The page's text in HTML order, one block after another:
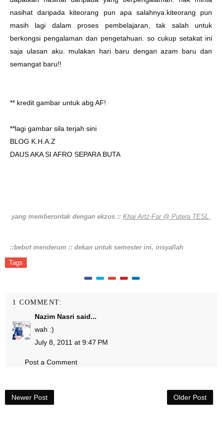
nasihat daripada kiteorang pun apa salahnya.kiteorang pun
masih lagi dalam proses pembelajaran, tak salah untuk
berkongsi pengalaman dan pengetahuan. so cukup setakat ini
saja ulasan aku. mulakan hari baru dengan azam baru dan
semangat baru!!
** kredit gambar untuk abg AF!
**lagi gambar sila terjah sini
BLOG K.H.A.Z
DAUS AKA SI AFRO SEPARA BUTA
yang memberontak dengan ekzos :: Khai Artz-Far @ Putera TESL
::bebot menderum :: dekan untuk semester ini, insyallah
Tags
1 COMMENT:
Nazim Nasri said...
wah :)
July 8, 2011 at 9:47 PM
Post a Comment
Newer Post Older Post